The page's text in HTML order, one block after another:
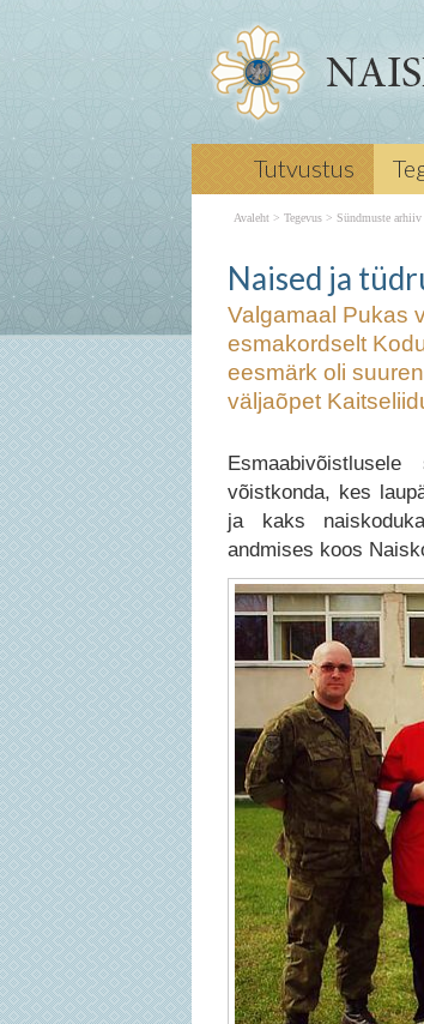
Valgamaal Pukas
andmises esmakordselt
esmaabialast väljaõpet
eriorganisatsioonides.
Naiskodukaitsjad ja
andmises Järgmine →
Naiskodukaitse
päästsid võidu elusid
Tutvustus
Avaleht > Tegevus > Sündmuste arhiiv
Naised ja
Valgamaal Pukas
esmakordselt
eesmärk oli
väljaõpet
võistkonda, kes
ja kaks
andmises koos